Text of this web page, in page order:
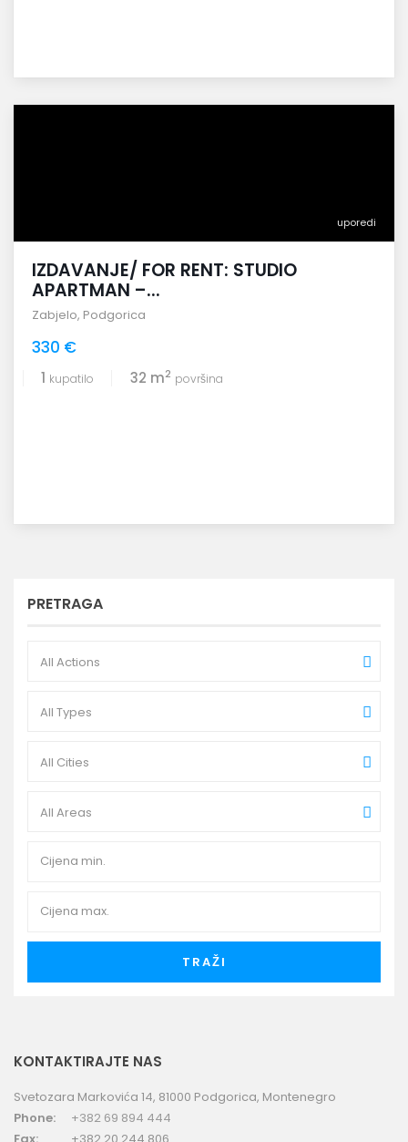
uporedi
IZDAVANJE/ FOR RENT: STUDIO
APARTMAN –...
Zabjelo, Podgorica
330 €
1 kupatilo 32 m2 površina
PRETRAGA
All Actions
All Types
All Cities
All Areas
TRAŽI
KONTAKTIRAJTE NAS
Svetozara Markovića 14, 81000 Podgorica, Montenegro
Phone:
+382 69 894 444